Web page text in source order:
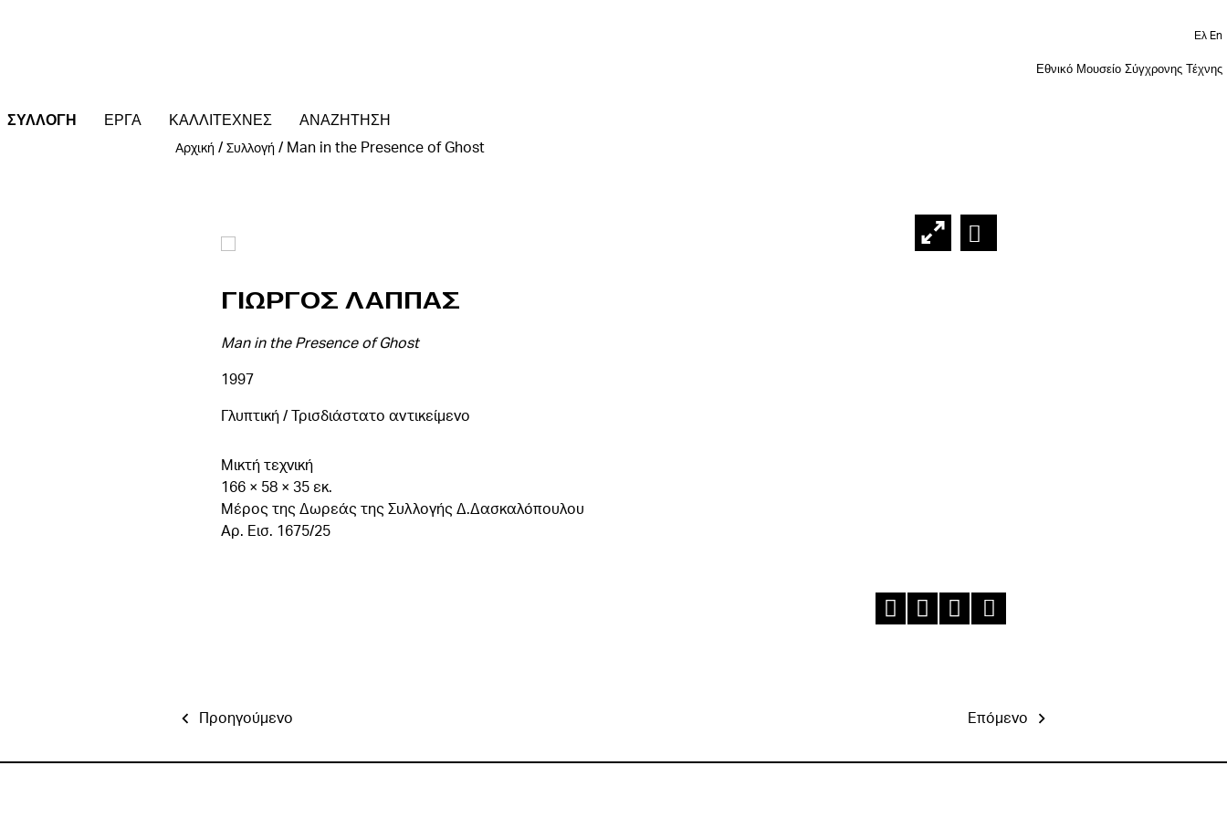
Ελ En
Εθνικό Μουσείο Σύγχρονης Τέχνης
ΣΥΛΛΟΓΗ ΕΡΓΑ ΚΑΛΛΙΤΕΧΝΕΣ
ΑΝΑΖΗΤΗΣΗ
Αρχική / Συλλογή / Man in the Presence of Ghost
Γιωργος Λαππας
Man in the Presence of Ghost
1997
Γλυπτική / Τρισδιάστατο αντικείμενο
Μικτή τεχνική
166 × 58 × 35 εκ.
Μέρος της Δωρεάς της Συλλογής Δ.Δασκαλόπουλου
Αρ. Εισ. 1675/25
Προηγούμενο Επόμενο